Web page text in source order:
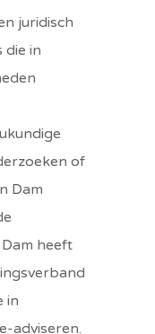
juridisch
die in
of
Dam
heeft
in
adviseren.